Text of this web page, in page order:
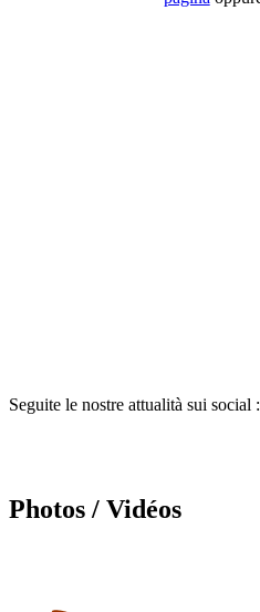
Seguite le nostre attualità sui social :
Photos / Vidéos